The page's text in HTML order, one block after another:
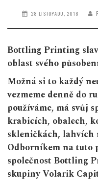
28 LISTOPADU, 2018
Bottling Printing
oblast svého
Možná si to každý
vezmeme denně do
používáme, má svůj
krabicích, obalech,
skleničkách, lahvích
Odborníkem na tuto
společnost Bottling
skupiny Volarik